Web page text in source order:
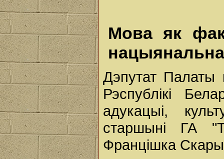
Мова як
Дэпутат Палаты
Рэспублікі
адукацыі,
старшыні ГА
Францішка